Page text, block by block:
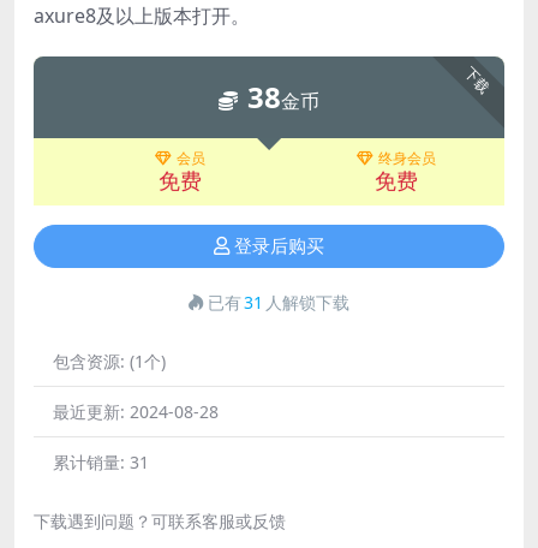
axure8及以上版本打开。
下载
38金币
会员
免费
终身会员
免费
登录后购买
已有31 人解锁下载
包含资源: (1个)
最近更新: 2024-08-28
累计销量: 31
下载遇到问题？可联系客服或反馈